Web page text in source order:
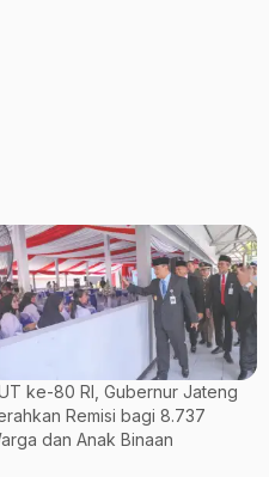
ke-80 RI, Gubernur Jateng
Remisi bagi 8.737
dan Anak Binaan